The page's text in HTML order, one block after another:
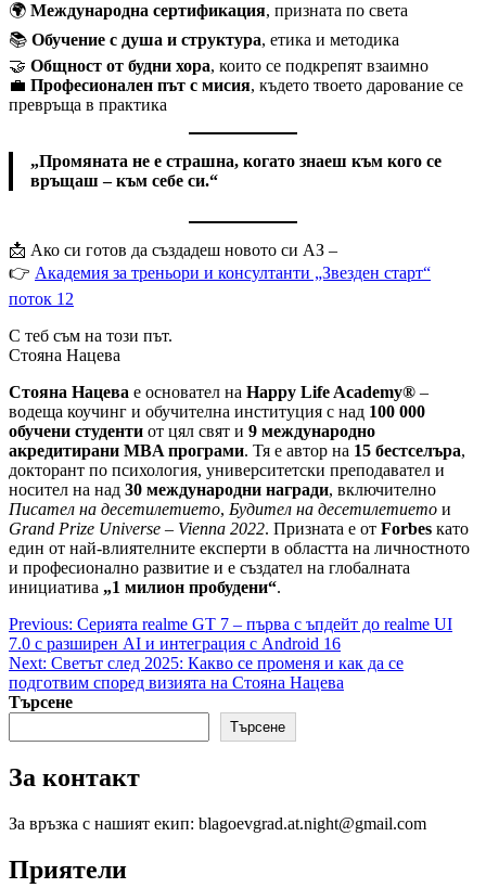
🌍 Международна сертификация, призната по света
📚 Обучение с душа и структура, етика и методика
🤝 Общност от будни хора, които се подкрепят взаимно
💼 Професионален път с мисия, където твоето дарование се
превръща в практика
„Промяната не е страшна, когато знаеш към кого се
връщаш – към себе си.“
📩 Ако си готов да създадеш новото си АЗ –
👉 Академия за треньори и консултанти „Звезден старт“
поток 12
С теб съм на този път.
Стояна Нацева
Стояна Нацева е основател на Happy Life Academy® –
водеща коучинг и обучителна институция с над 100 000
обучени студенти от цял свят и 9 международно
акредитирани MBA програми. Тя е автор на 15 бестселъра,
докторант по психология, университетски преподавател и
носител на над 30 международни награди, включително
Писател на десетилетието, Будител на десетилетието и
Grand Prize Universe – Vienna 2022. Призната е от Forbes като
един от най-влиятелните експерти в областта на личностното
и професионално развитие и е създател на глобалната
инициатива „1 милион пробудени“.
Post
navigation
Previous: Серията realme GT 7 – първа с ъпдейт до realme UI
7.0 с разширен AI и интеграция с Android 16
Next: Светът след 2025: Какво се променя и как да се
подготвим според визията на Стояна Нацева
Търсене
Търсене
За контакт
За връзка с нашият екип: blagoevgrad.at.night@gmail.com
Приятели